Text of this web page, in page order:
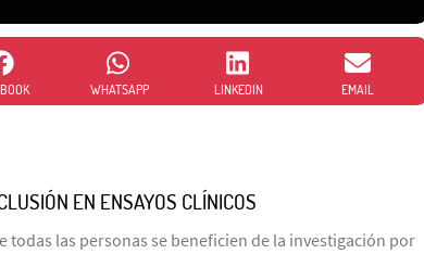
WHATSAPP LINKEDIN EMAIL
EN ENSAYOS CLÍNICOS
todas las personas se beneficien de la investigación por